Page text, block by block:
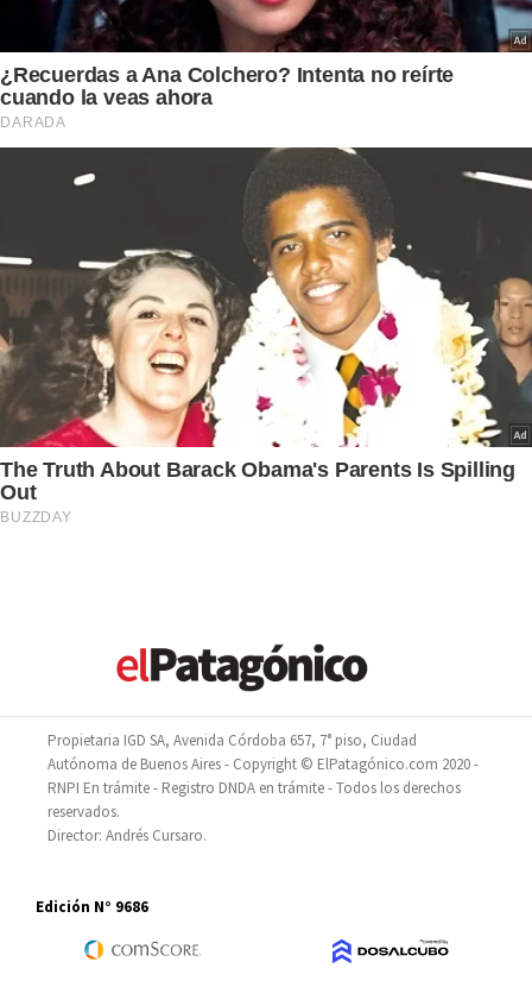
Propietaria IGD SA, Avenida Córdoba 657, 7° piso, Ciudad
Autónoma de Buenos Aires - Copyright © ElPatagónico.com 2020 -
RNPI En trámite - Registro DNDA en trámite - Todos los derechos
reservados.
Director: Andrés Cursaro.
Edición N° 9686